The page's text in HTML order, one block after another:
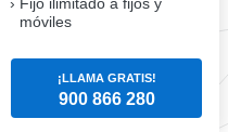
Fijo ilimitado a fijos y
móviles
¡LLAMA GRATIS!
900 866 280